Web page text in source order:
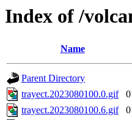
Index of /
Name
Parent Directory
trayect.2023080100.0.gif
trayect.2023080100.6.gif